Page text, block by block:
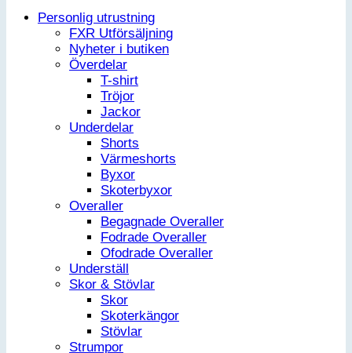
Personlig utrustning
FXR Utförsäljning
Nyheter i butiken
Överdelar
T-shirt
Tröjor
Jackor
Underdelar
Shorts
Värmeshorts
Byxor
Skoterbyxor
Overaller
Begagnade Overaller
Fodrade Overaller
Ofodrade Overaller
Underställ
Skor & Stövlar
Skor
Skoterkängor
Stövlar
Strumpor